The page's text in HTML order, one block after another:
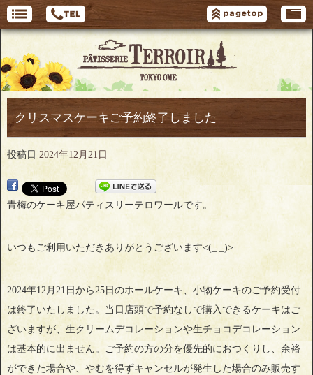
クリスマスケーキご予約終了しました
投稿日 2024年12月21日
青梅のケーキ屋パティスリーテロワールです。
いつもご利用いただきありがとうございます<(_ _)>
2024年12月21日から25日のホールケーキ、小物ケーキのご予約受付
は終了いたしました。当日店頭で予約なしで購入できるケーキはご
ざいますが、生クリームデコレーションや生チョコデコレーション
は基本的に出ません。ご予約の方の分を優先的におつくりし、余裕
ができた場合や、やむを得ずキャンセルが発生した場合のみ販売す